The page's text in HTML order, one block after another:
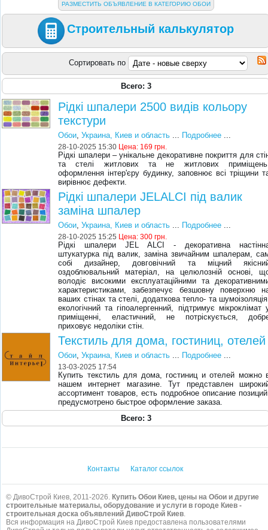
РАЗМЕСТИТЬ ОБЪЯВЛЕНИЕ В КАТЕГОРИЮ ОБОИ
Строительный калькулятор
Сортировать по
Всего: 3
Рідкі шпалери 2500 видів кольору
текстури
Обои,Украина, Киев и область ... Подробнее ...
28-10-2025 15:30 Цена: 169 грн.
Рідкі шпалери – унікальне декоративне покриття для
та стелі житлових та не житлових
оформлення інтер'єру будинку, заповнює всі тріщини
вирівнює дефекти.
Рідкі шпалери JELALCI під валик
заміна шпалер
Обои,Украина, Киев и область ... Подробнее ...
28-10-2025 15:25 Цена:300 грн.
Рідкі шпалери JEL ALCI - декоративна
штукатурка під валик, заміна звичайним шпалерам,
собі дизайнер, довговічний та міцний
оздоблювальний матеріал, на целюлозній основі,
володіє високими експлуатаційними та
характеристиками, забезпечує безшовну поверхню
ваших стінах та стелі, додаткова тепло- та
екологічний та гіпоалергенний, підтримує мікроклімат
приміщенні, еластичний, не потріскується,
приховує недоліки стін.
Текстиль для дома, гостиниц, отелей
Обои,Украина, Киев и область ... Подробнее ...
13-03-2025 17:54
Купить текстиль для дома, гостиниц и отелей можно
нашем интернет магазине. Тут представлен
ассортимент товаров, есть подробное описание
предусмотрено быстрое оформление заказа.
Всего: 3
Контакты Каталог ссылок
© ДивоСтрой Киев, 2011-2026. Купить Обои Киев, цены на Обои и другие
строительные материалы, оборудование и услуги в городе Киев -
строительная доска объявлений ДивоСтрой Киев.
Вся информация на ДивоСтрой Киев предоставлена пользователями